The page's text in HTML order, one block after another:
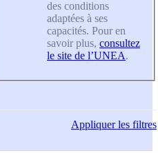
des conditions
adaptées à ses
capacités. Pour en
savoir plus, consultez
le site de l’UNEA.
Appliquerles filtres